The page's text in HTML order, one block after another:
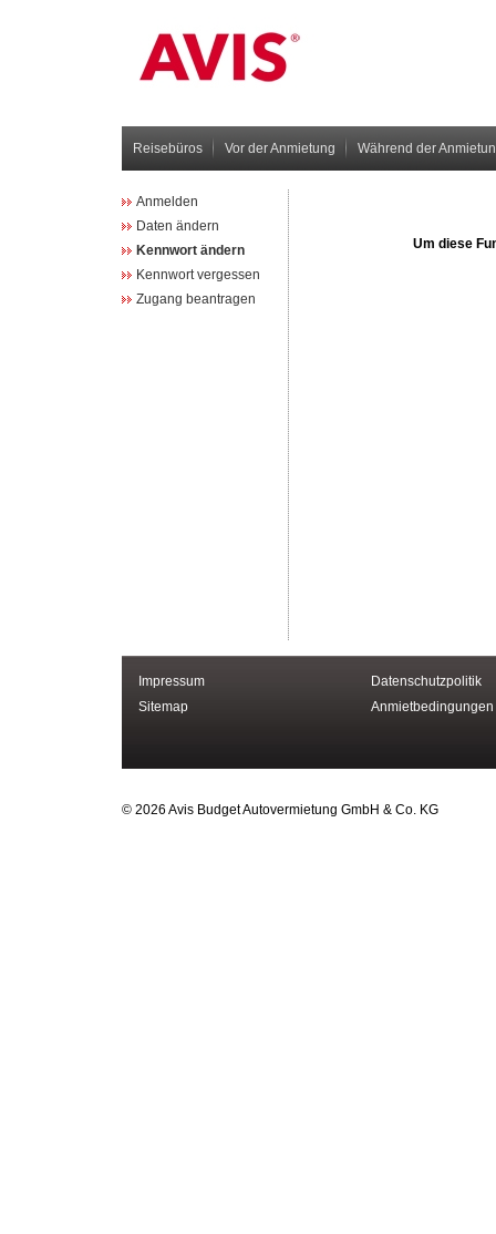
Reisebüros Vor der Anmietung Während der
Anmelden
Daten ändern
Kennwort ändern
Kennwort vergessen
Zugang beantragen
Impressum
Datenschutzpolitik
Sitemap
Anmietbedingungen
© 2026 Avis Budget Autovermietung GmbH & Co. KG